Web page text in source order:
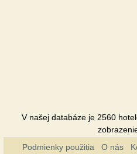
V našej databáze je 2560
Podmienky použitia
O nás